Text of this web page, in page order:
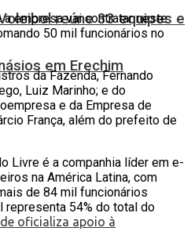
reúne 33 equipes e
em Erechim
a empresa vai contratar neste
50 mil funcionários no
da Fazenda, Fernando
Luiz Marinho; e do
e da Empresa de
França, além do prefeito de
Livre é a companhia líder em e-
na América Latina, com
de 84 mil funcionários
representa 54% do total do